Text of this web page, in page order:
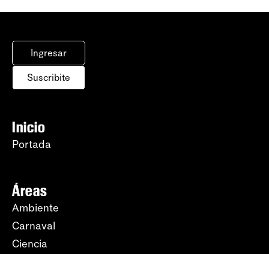
Ingresar
Suscribite
Inicio
Portada
Áreas
Ambiente
Carnaval
Ciencia